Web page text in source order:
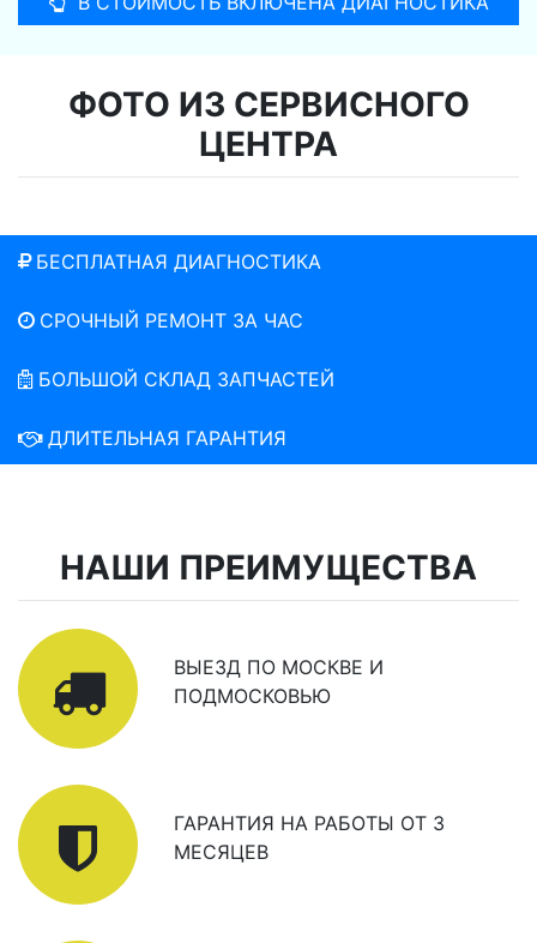
ФОТО ИЗ СЕРВИСНОГО
ЦЕНТРА
БЕСПЛАТНАЯ ДИАГНОСТИКА
СРОЧНЫЙ РЕМОНТ ЗА ЧАС
БОЛЬШОЙ СКЛАД ЗАПЧАСТЕЙ
ДЛИТЕЛЬНАЯ ГАРАНТИЯ
НАШИ ПРЕИМУЩЕСТВА
ВЫЕЗД ПО МОСКВЕ И
ПОДМОСКОВЬЮ
ГАРАНТИЯ НА РАБОТЫ ОТ 3
МЕСЯЦЕВ